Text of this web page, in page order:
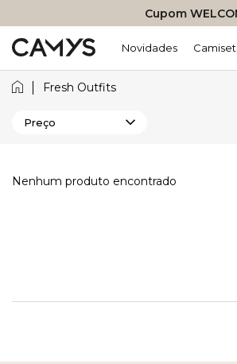
Cupom
Novidades
Fresh Outfits
Preço
Nenhum produto encontrado